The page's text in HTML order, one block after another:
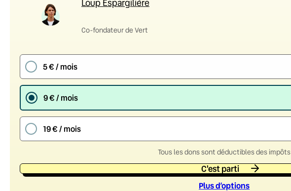
Co-fondateur de Vert
5 € / mois
9 € / mois
19 € / mois
Tous les dons sont déductibles des impôts
C'est parti
Plus d’options